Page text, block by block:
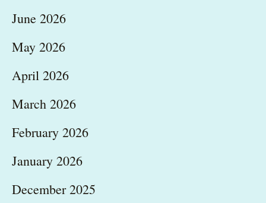
June 2026
May 2026
April 2026
March 2026
February 2026
January 2026
December 2025